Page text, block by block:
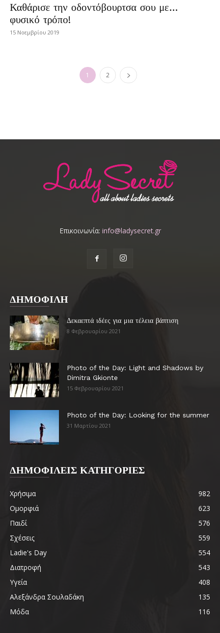
Καθάρισε την οδοντόβουρτσα σου με…
φυσικό τρόπο!
15 Νοεμβρίου 2019
1 2
Επικοινωνία: info@ladysecret.gr
ΔΗΜΟΦΙΛΗ
Δεκαεπτά ιδέες για μια τέλεια βάπτιση
8 Φεβρουαρίου 2021
Photo of the Day: Light and Shadows by
Dimitra Gkionte
15 Φεβρουαρίου 2021
Photo of the Day: Looking for the summer
31 Μαρτίου 2021
ΔΗΜΟΦΙΛΕΙΣ ΚΑΤΗΓΟΡΙΕΣ
Χρήσιμα
982
Ομορφιά
623
Παιδί
576
Σχέσεις
559
Ladie's Day
554
Διατροφή
543
Υγεία
408
Αλεξάνδρα Σουλαδάκη
135
Μόδα
116